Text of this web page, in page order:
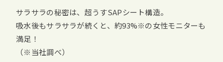
サラサラの秘密は、超うすSAPシート構造。
吸水後もサラサラが続くと、約93%※の女性モニターも
満足！
（※当社調べ）